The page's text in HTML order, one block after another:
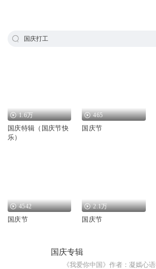
国庆打工
1.6万
国庆特辑（国庆节快
乐）
465
国庆节
4542
国庆节
2.1万
国庆节
国庆专辑